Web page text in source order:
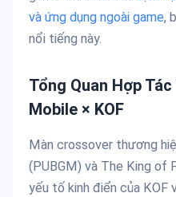
và ứng dụng ngoài game,
nổi tiếng này.
Tổng Quan Hợp
Mobile × KOF
Màn crossover thương
(PUBGM) và The King of
yếu tố kinh điển của KOF